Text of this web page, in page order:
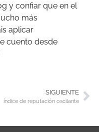
y confiar que en el
más
aplicar
cuento desde
SIGUIENTE
índice de reputación oscilante